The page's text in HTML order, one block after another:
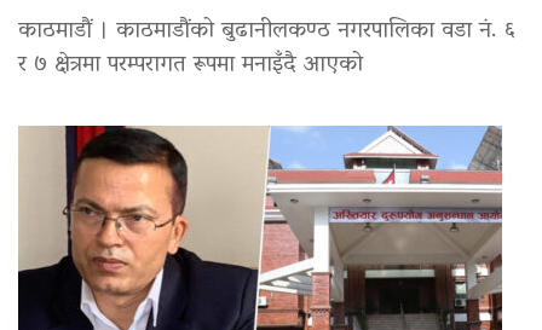
काठमाडौं । काठमाडौंको बुढानीलकण्ठ नगरपालिका वडा नं. ६
र ७ क्षेत्रमा परम्परागत रूपमा मनाइँदै आएको